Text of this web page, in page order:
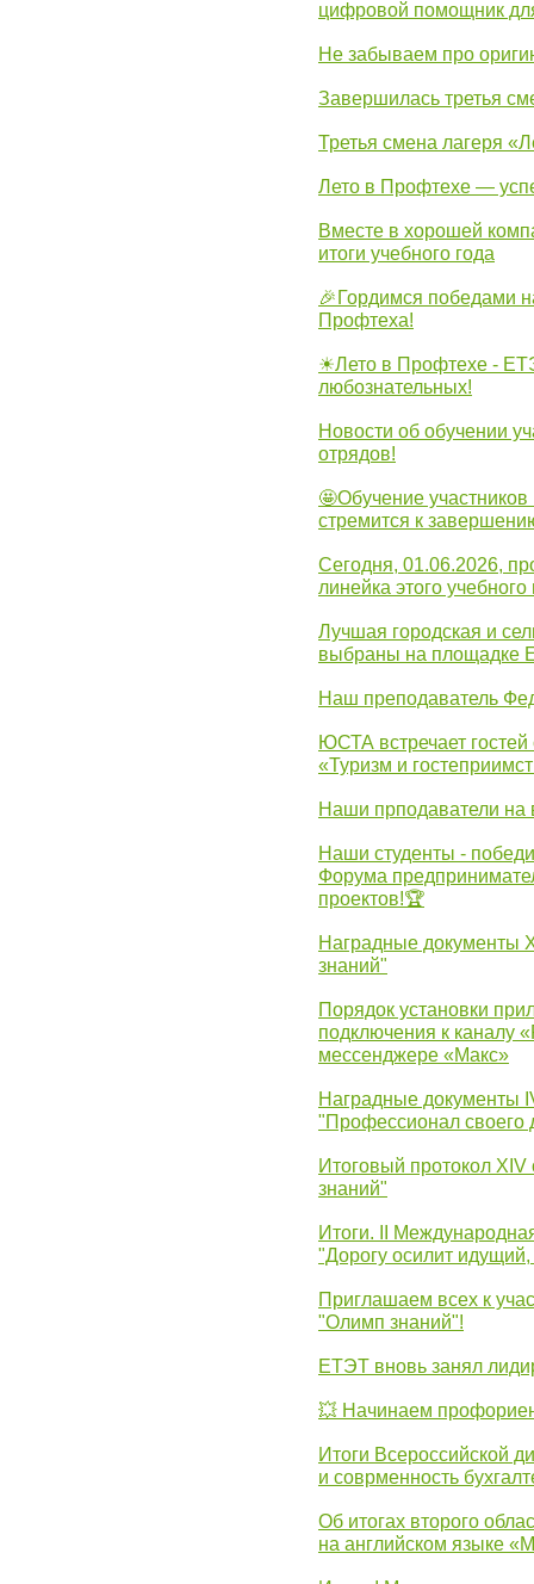
цифровой помощник
Не забываем про
Завершилась третья
Третья смена лагеря
Лето в Профтехе —
Вместе в хорошей
итоги учебного года
🎉Гордимся победами
Профтеха!
☀Лето в Профтехе -
любознательных!
Новости об обучении
отрядов!
🤩Обучение участников
стремится к
Сегодня, 01.06.2026,
линейка этого учебного
Лучшая городская и
выбраны на площадке
Наш преподаватель
ЮСТА встречает гостей
«Туризм и
Наши прподаватели
Наши студенты -
Форума
проектов!🏆
Наградные документы
знаний"
Порядок установки
подключения к каналу
мессенджере «Макс»
Наградные документы
"Профессионал своего
Итоговый протокол
знаний"
Итоги. II
"Дорогу осилит
Приглашаем всех к
"Олимп знаний"!
ЕТЭТ вновь занял
💥 Начинаем
Итоги Всероссийской
и соврменность
Об итогах второго
на английском языке